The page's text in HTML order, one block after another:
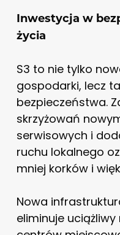
Inwestycja w
życia
S3 to nie tylko
gospodarki, lecz
bezpieczeństwa.
skrzyżowań
serwisowych i
ruchu lokalnego
mniej korków i
Nowa
eliminuje